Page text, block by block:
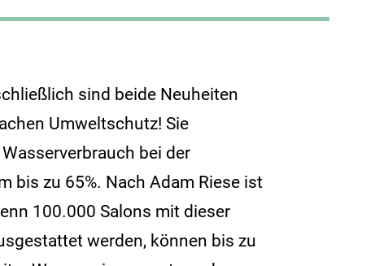
sind beide Neuheiten
Umweltschutz! Sie
bei der
bis zu 65%. Nach Adam Riese ist
100.000 Salons mit dieser
werden, können bis zu